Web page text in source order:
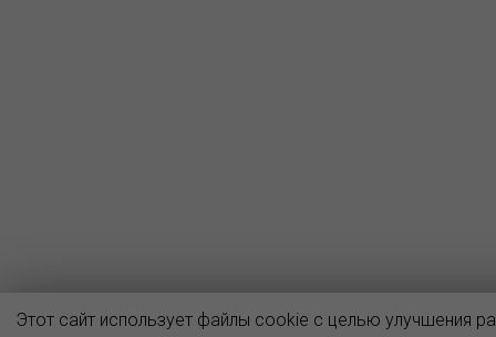
Этот сайт использует файлы cookie с целью улучшения